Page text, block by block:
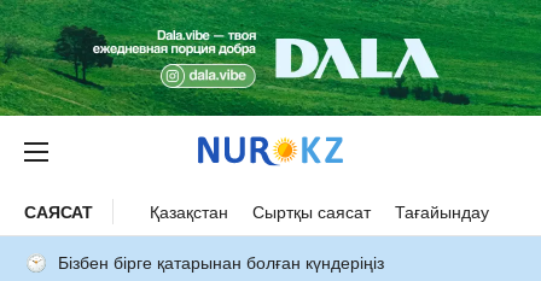
САЯСАТ Қазақстан Сыртқы саясат Тағайындау
Бізбен бірге қатарынан болған күндеріңіз